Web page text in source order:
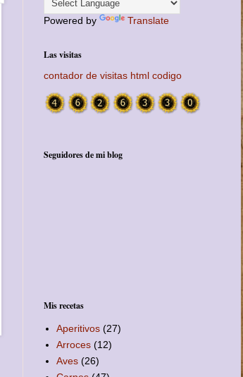
Powered by Translate
Las visitas
contador de visitas html codigo
Seguidores de mi blog
Mis recetas
Aperitivos (27)
Arroces (12)
Aves (26)